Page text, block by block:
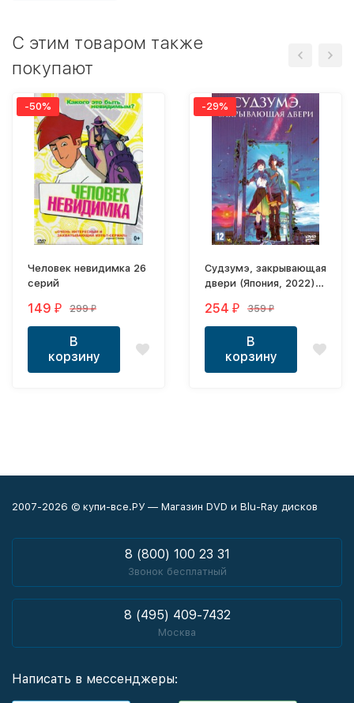
C этим товаром также
покупают
-50%
Человек невидимка 26
серий
149 ₽ 299₽
В
корзину
-29%
Судзумэ, закрывающая
двери (Япония, 2022)
профессиональный
(дублированный)
254 ₽ 359₽
В
корзину
2007-2026 © купи-все.РУ — Магазин DVD и Blu-Ray дисков
8 (800) 100 23 31
Звонок бесплатный
8 (495) 409-7432
Москва
Написать в мессенджеры: